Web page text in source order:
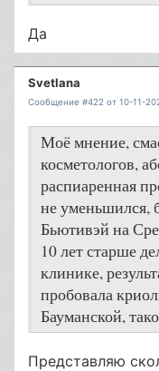
Да
Svetlana
Сообщение #422 от 10-11-
Моё мнение,
косметологов,
распиаренная
не уменьшился,
Бьютивэй на
10 лет старше
клинике,
пробовала
Бауманской,
Представляю